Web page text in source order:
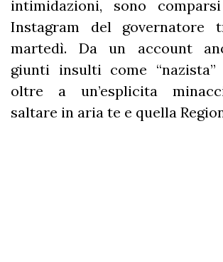
intimidazioni, sono
Instagram del governatore
martedì. Da un account
giunti insulti come “nazista”
oltre a un’esplicita
saltare in aria te e quella